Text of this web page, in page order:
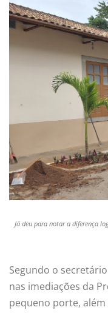
Já deu para notar a diferença
Segundo o
nas imediações da
pequeno porte,